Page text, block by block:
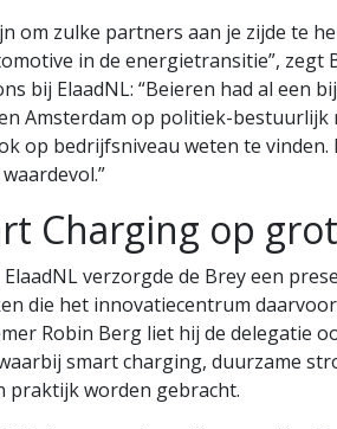
om zulke partners aan je zijde te
in de energietransitie”, zegt
bij ElaadNL: “Beieren had al een
Amsterdam op politiek-bestuurlijk
op bedrijfsniveau weten te
Charging op
verzorgde de Brey een
die het innovatiecentrum
Robin Berg liet hij de delegatie
smart charging, duurzame
praktijk worden gebracht.